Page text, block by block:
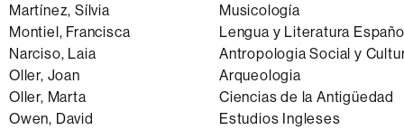
Martínez, Sílvia
Musicología
Montiel, Francisca
Lengua y Literatura
Narciso, Laia
Antropologia Social y
Oller, Joan
Arqueologia
Oller, Marta
Ciencias de la Antigüedad
Owen, David
Estudios Ingleses